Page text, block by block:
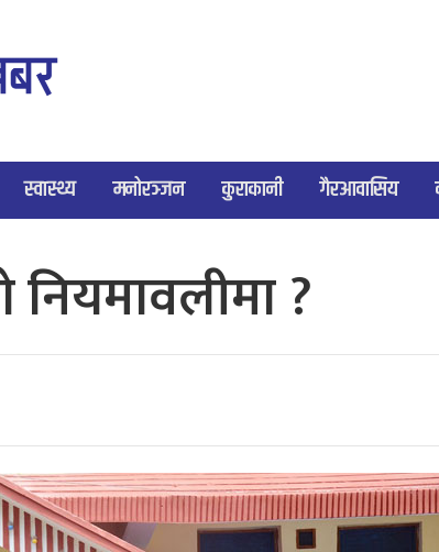
स्वास्थ्य मनोरञ्जन कुराकानी गैरआवासिय
?